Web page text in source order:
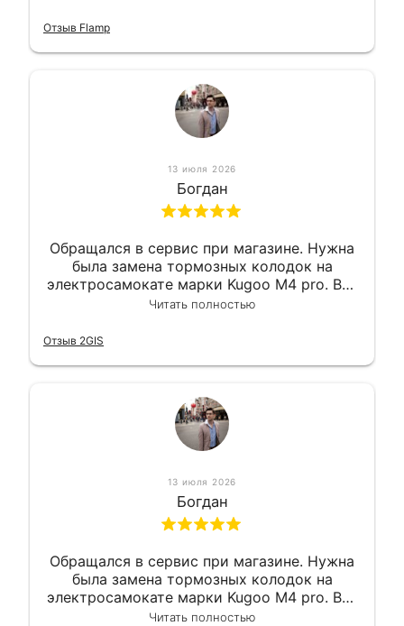
Отзыв Flamp
13 июля 2026
Богдан
Обращался в сервис при магазине. Нужна
была замена тормозных колодок на
электросамокате марки Kugoo M4 pro. Всё
сделали в лучшем виде и в максимально
гарантии, поэтому и обратился в этот
Читать полностью
Отзыв 2GIS
13 июля 2026
Богдан
Обращался в сервис при магазине. Нужна
была замена тормозных колодок на
электросамокате марки Kugoo M4 pro. Всё
сделали в лучшем виде и в максимально
Читать полностью